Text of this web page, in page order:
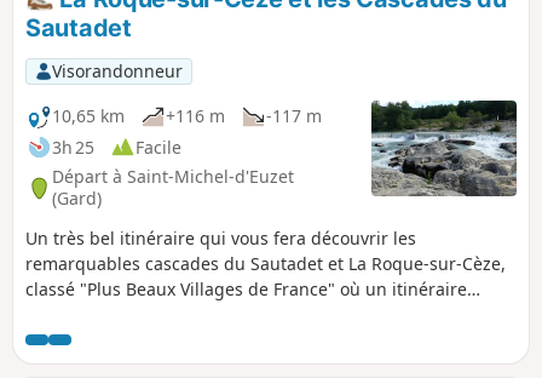
raisons de sécurité.
Sautadet
Visorandonneur
10,65 km
+116 m
-117 m
3h 25
Facile
Départ à Saint-Michel-d'Euzet
(Gard)
Un très bel itinéraire qui vous fera découvrir les
remarquables cascades du Sautadet et La Roque-sur-Cèze,
classé "Plus Beaux Villages de France" où un itinéraire
de sécurité sur le site naturel des Cascades du Sautadet !
Baignade interdite